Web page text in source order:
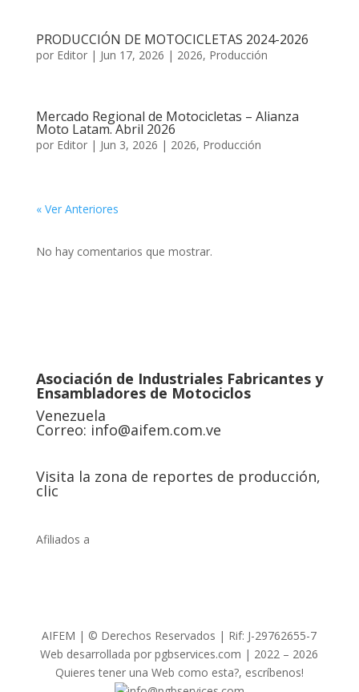
PRODUCCIÓN DE MOTOCICLETAS 2024-2026
por Editor| Jun 17, 2026 | 2026, Producción
Mercado Regional de Motocicletas – Alianza
Moto Latam. Abril 2026
por Editor| Jun 3, 2026 | 2026, Producción
« Ver Anteriores
No hay comentarios que mostrar.
Asociación de Industriales Fabricantes y
Ensambladores de Motociclos
Venezuela
Correo: info@aifem.com.ve
Visita la zona de reportes de producción,
clic
Afiliados a
AIFEM | © Derechos Reservados | Rif: J-29762655-7
Web desarrollada por pgbservices.com | 2022 – 2026
Quieres tener una Web como esta?, escríbenos!